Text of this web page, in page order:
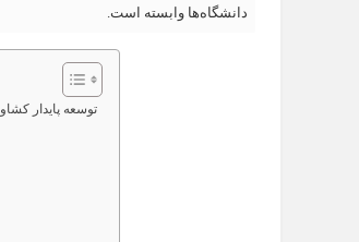
دانشگاه‌ها وابسته است.
توسعه پایدار